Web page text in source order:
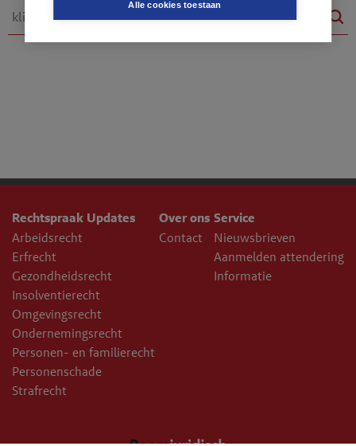
Alle cookies toestaan
Rechtspraak Updates
Arbeidsrecht
Erfrecht
Gezondheidsrecht
Insolventierecht
Omgevingsrecht
Ondernemingsrecht
Personen- en familierecht
Personenschade
Strafrecht
Over ons
Contact
Service
Nieuwsbrieven
Aanmelden attendering
Informatie